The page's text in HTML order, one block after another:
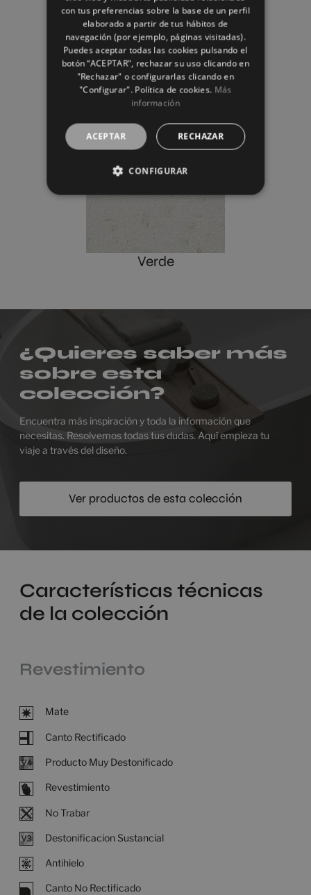
Multicolor
Verde
¿Quieres saber más
sobre esta
colección?
Encuentra más inspiración y toda la información que
necesitas. Resolvemos todas tus dudas. Aquí empieza tu
viaje a través del diseño.
Ver productos de esta colección
Características técnicas
de la colección
Revestimiento
Mate
Canto Rectificado
Producto Muy Destonificado
Revestimiento
No Trabar
Destonificacion Sustancial
Antihielo
Canto No Rectificado
GERMAN
con tus preferencias sobre la base de un perfil
elaborado a partir de tus hábitos de
navegación (por ejemplo, páginas visitadas).
Puedes aceptar todas las cookies pulsando el
botón “ACEPTAR", rechazar su uso clicando en
"Rechazar" o configurarlas clicando en
"Configurar". Política de cookies. Más
información
ACEPTAR RECHAZAR
CONFIGURAR